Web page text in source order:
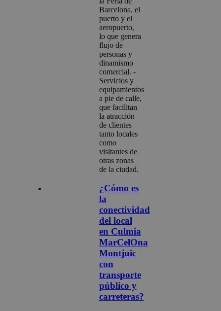
Barcelona, el
puerto y el
aeropuerto,
lo que genera
flujo de
personas y
dinamismo
comercial. -
Servicios y
equipamientos
a pie de calle,
que facilitan
la atracción
de clientes
tanto locales
como
visitantes de
otras zonas
de la ciudad.
¿Cómo es
la
conectividad
del local
en Culmia
MarCelOna
Montjuïc
con
transporte
público y
carreteras?